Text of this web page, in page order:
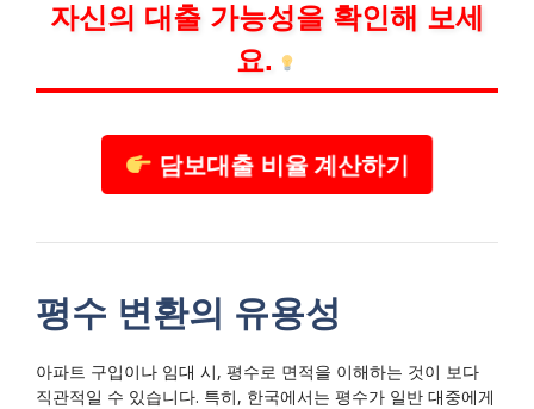
자신의 대출 가능성을 확인해 보세
요.
담보대출 비율 계산하기
평수 변환의 유용성
아파트 구입이나 임대 시, 평수로 면적을 이해하는 것이 보다
직관적일 수 있습니다. 특히, 한국에서는 평수가 일반 대중에게